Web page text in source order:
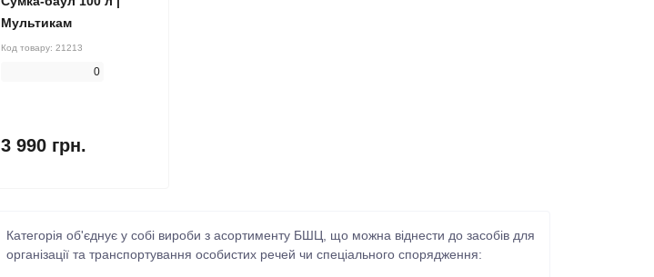
Мультикам
Код товару: 21213
0
3 990 грн.
Категорія об'єднує у собі вироби з асортименту БШЦ, що можна віднести до засобів для
організації та транспортування особистих речей чи спеціального спорядження: